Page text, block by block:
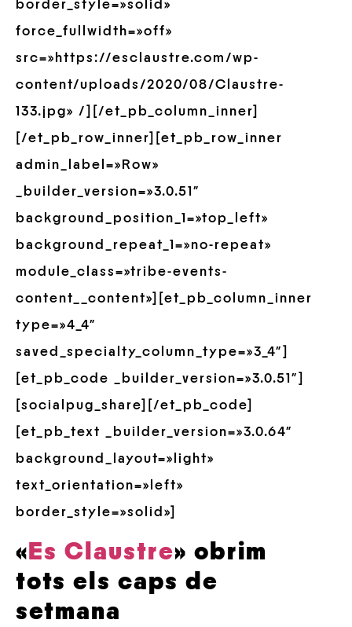
border_style=»solid»
force_fullwidth=»off»
src=»https://esclaustre.com/wp-
content/uploads/2020/08/Claustre-
133.jpg» /][/et_pb_column_inner]
[/et_pb_row_inner][et_pb_row_inner
admin_label=»Row»
_builder_version=»3.0.51″
background_position_1=»top_left»
background_repeat_1=»no-repeat»
module_class=»tribe-events-
content__content»][et_pb_column_inner
type=»4_4″
saved_specialty_column_type=»3_4″]
[et_pb_code _builder_version=»3.0.51″]
[socialpug_share][/et_pb_code]
[et_pb_text _builder_version=»3.0.64″
background_layout=»light»
text_orientation=»left»
border_style=»solid»]
« Es Claustre» obrim
tots els caps de
setmana